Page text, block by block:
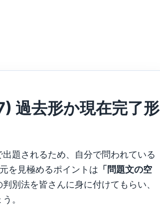
過去形か現在完了形
題されるため、自分で問われている
を見極めるポイントは 「問題文の空
別法を皆さんに身に付けてもらい、
。